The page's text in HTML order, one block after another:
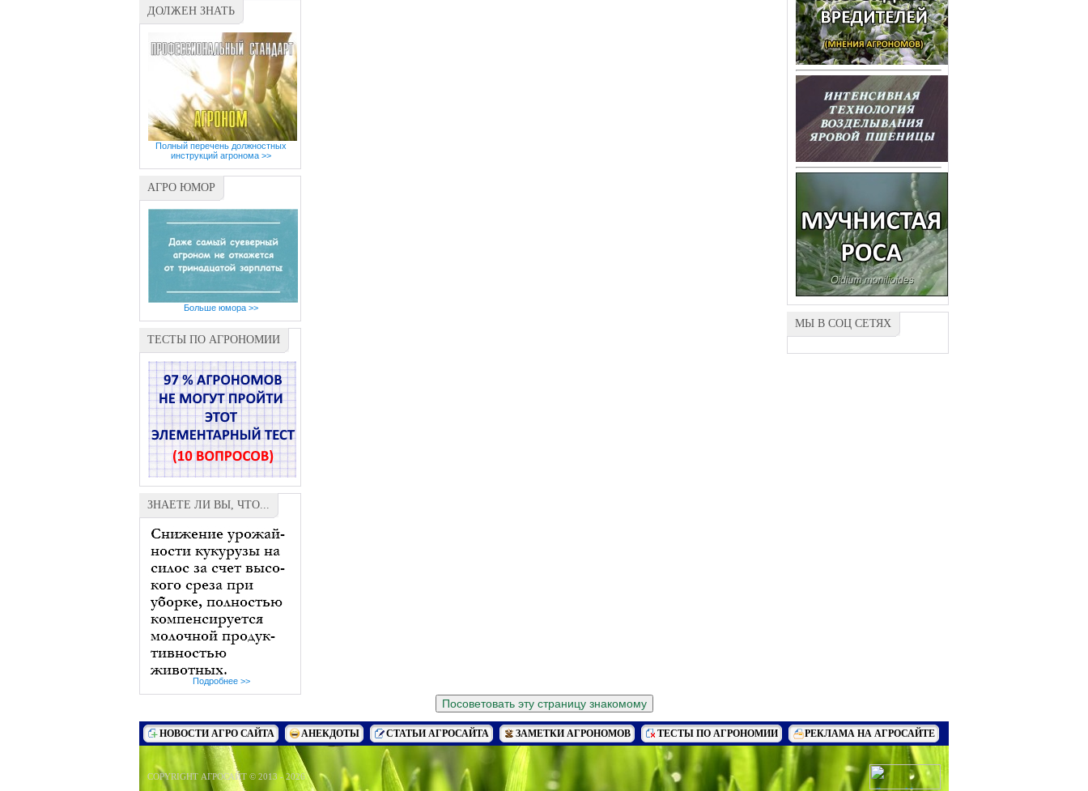
ДОЛЖЕН ЗНАТЬ
Полный перечень должностных
инструкций агронома >>
АГРО ЮМОР
Больше юмора >>
ТЕСТЫ ПО АГРОНОМИИ
ЗНАЕТЕ ЛИ ВЫ, ЧТО...
Подробнее >>
МЫ В СОЦ СЕТЯХ
НОВОСТИ АГРО САЙТА АНЕКДОТЫ СТАТЬИ АГРОСАЙТА ЗАМЕТКИ АГРОНОМОВ ТЕСТЫ ПО АГРОНОМИИ РЕКЛАМА НА АГРОСАЙТЕ
COPYRIGHT АГРОСАЙТ © 2013 - 2026